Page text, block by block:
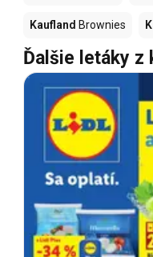
Kaufland Brownies
Ďalšie letáky z